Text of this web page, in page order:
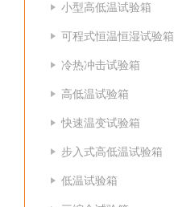
小型高低温试验箱
可程式恒温恒湿试验箱
冷热冲击试验箱
高低温试验箱
快速温变试验箱
步入式高低温试验箱
低温试验箱